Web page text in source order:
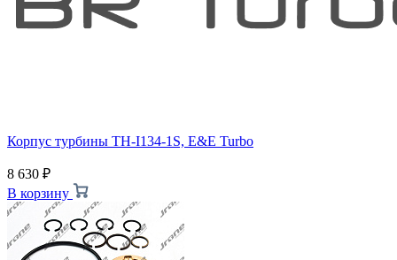
Корпус турбины TH-I134-1S, E&E Turbo
8 630 ₽
В корзину